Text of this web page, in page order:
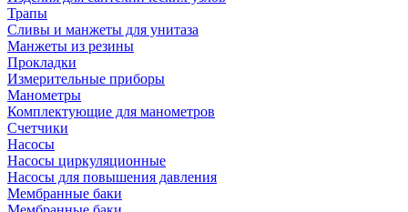
Трапы
Сливы и манжеты для унитаза
Манжеты из резины
Прокладки
Измерительные приборы
Манометры
Комплектующие для манометров
Счетчики
Насосы
Насосы циркуляционные
Насосы для повышения давления
Мембранные баки